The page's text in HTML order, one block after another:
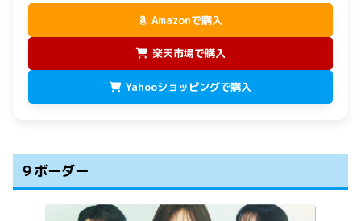
Amazonで購入
楽天市場で購入
Yahooショッピングで購入
９ボーダー